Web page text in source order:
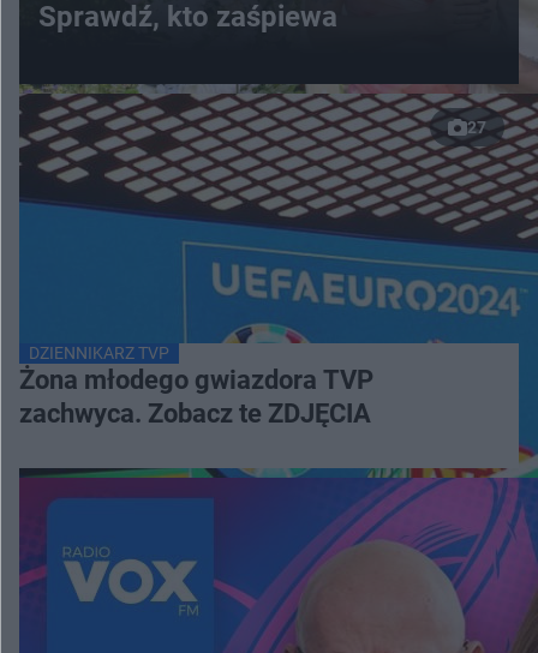
Sprawdź, kto zaśpiewa
27
DZIENNIKARZ TVP
Żona młodego gwiazdora TVP
zachwyca. Zobacz te ZDJĘCIA